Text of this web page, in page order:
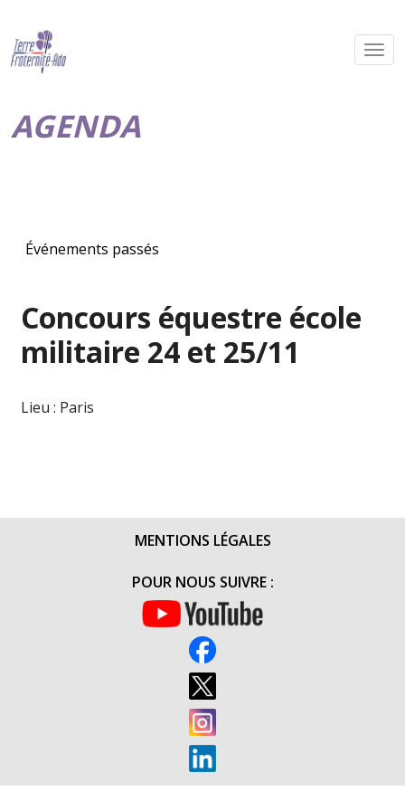
AGENDA
Événements passés
Concours équestre école
militaire 24 et 25/11
Lieu : Paris
MENTIONS LÉGALES
POUR NOUS SUIVRE :